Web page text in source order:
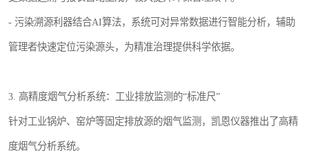
- 污染溯源利器结合AI算法，系统可对异常数据进行智能分析，辅助
管理者快速定位污染源头，为精准治理提供科学依据。
3. 高精度烟气分析系统：工业排放监测的“标准尺”
针对工业锅炉、窑炉等固定排放源的烟气监测，凯恩仪器推出了高精
度烟气分析系统。